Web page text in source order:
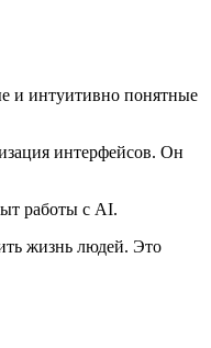
и интуитивно понятные
интерфейсов. Он
работы с AI.
жизнь людей. Это